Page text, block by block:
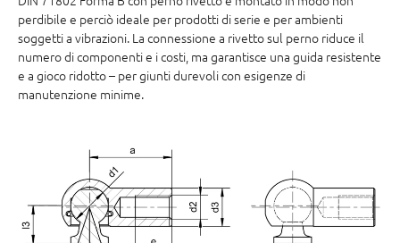
perdibile e perciò ideale per prodotti di serie e per ambienti
soggetti a vibrazioni. La connessione a rivetto sul perno riduce il
numero di componenti e i costi, ma garantisce una guida resistente
e a gioco ridotto – per giunti durevoli con esigenze di
manutenzione minime.